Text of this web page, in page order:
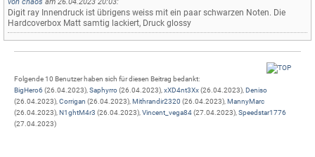
Digit ray Innendruck ist übrigens weiss mit ein paar schwarzen Noten. Die
Hardcoverbox Matt samtig lackiert, Druck glossy
Folgende 10 Benutzer haben sich für diesen Beitrag bedankt:
BigHero6 (26.04.2023), Saphyrro(26.04.2023), xXD4nt3Xx(26.04.2023), Deniso
(26.04.2023), Corrigan (26.04.2023), Mithrandir2320 (26.04.2023), MannyMarc
(26.04.2023), N1ghtM4r3 (26.04.2023), Vincent_vega84(27.04.2023), Speedstar1776
(27.04.2023)